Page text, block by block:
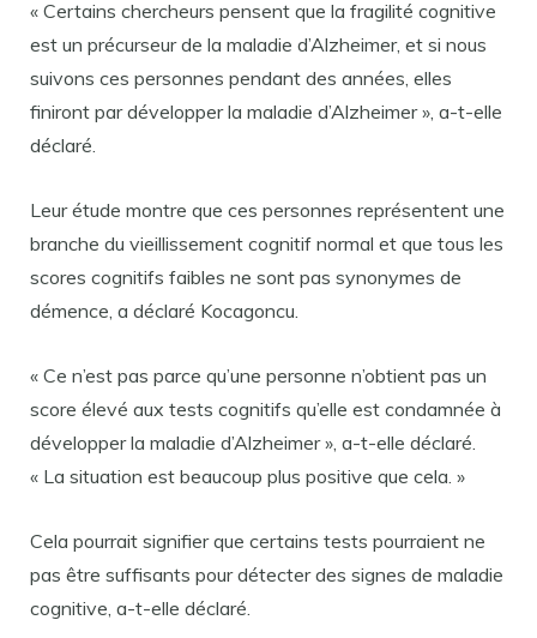
« Certains chercheurs pensent que la fragilité cognitive
est un précurseur de la maladie d’Alzheimer, et si nous
suivons ces personnes pendant des années, elles
finiront par développer la maladie d’Alzheimer », a-t-elle
déclaré.
Leur étude montre que ces personnes représentent une
branche du vieillissement cognitif normal et que tous les
scores cognitifs faibles ne sont pas synonymes de
démence, a déclaré Kocagoncu.
« Ce n’est pas parce qu’une personne n’obtient pas un
score élevé aux tests cognitifs qu’elle est condamnée à
développer la maladie d’Alzheimer », a-t-elle déclaré.
« La situation est beaucoup plus positive que cela. »
Cela pourrait signifier que certains tests pourraient ne
pas être suffisants pour détecter des signes de maladie
cognitive, a-t-elle déclaré.